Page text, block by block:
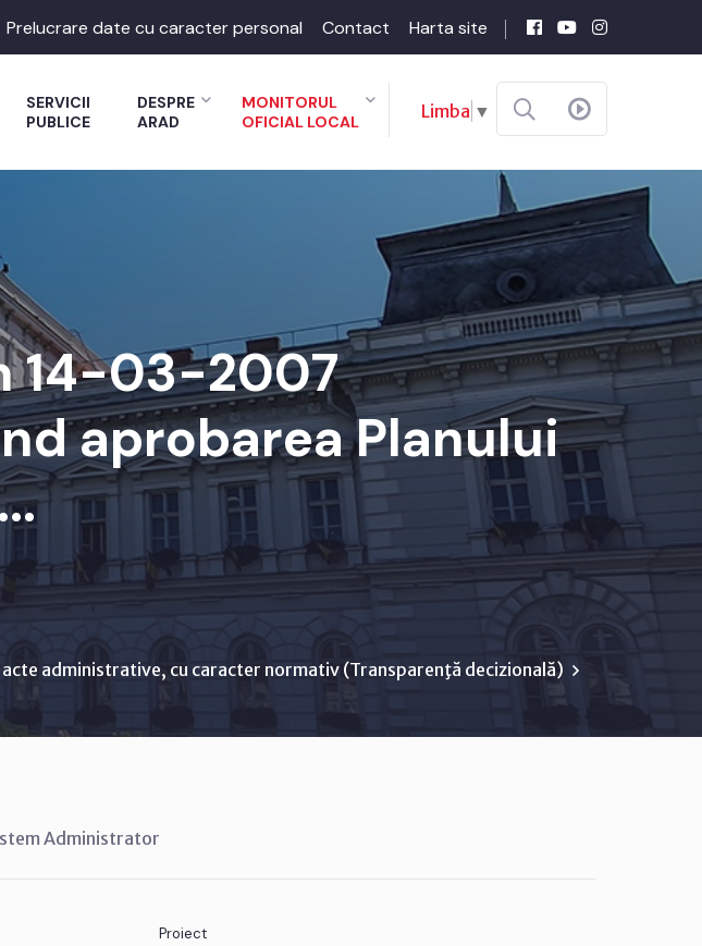
Prelucrare date cu caracter personal Contact Harta site
SERVICII
PUBLICE
DESPRE
ARAD
MONITORUL
OFICIAL LOCAL
Limba ▼
14-03-2007
aprobarea Planului
administrative, cu caracter normativ (Transparenţă decizională)
Administrator
Proiect